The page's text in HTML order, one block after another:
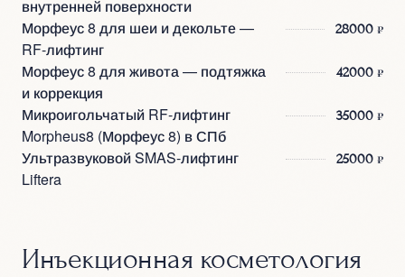
внутренней поверхности
Морфеус 8 для шеи и декольте —
RF-лифтинг
28000 ₽
Морфеус 8 для живота — подтяжка
и коррекция
42000 ₽
Микроигольчатый RF-лифтинг
Morpheus8 (Морфеус 8) в СПб
35000 ₽
Ультразвуковой SMAS-лифтинг
Liftera
25000 ₽
Инъекционная косметология